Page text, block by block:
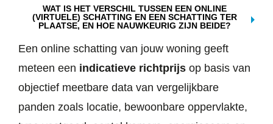
WAT IS HET VERSCHIL TUSSEN EEN ONLINE
(VIRTUELE) SCHATTING EN EEN SCHATTING TER
PLAATSE, EN HOE NAUWKEURIG ZIJN BEIDE?
Een online schatting van jouw woning geeft
meteen een indicatieve richtprijs op basis van
objectief meetbare data van vergelijkbare
panden zoals locatie, bewoonbare oppervlakte,